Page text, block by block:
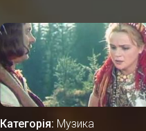
Категорія: Музика